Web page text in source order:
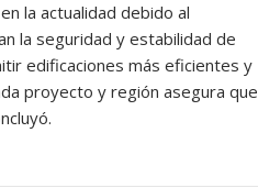
la actualidad debido al
la seguridad y estabilidad de
edificaciones más eficientes y
proyecto y región asegura que